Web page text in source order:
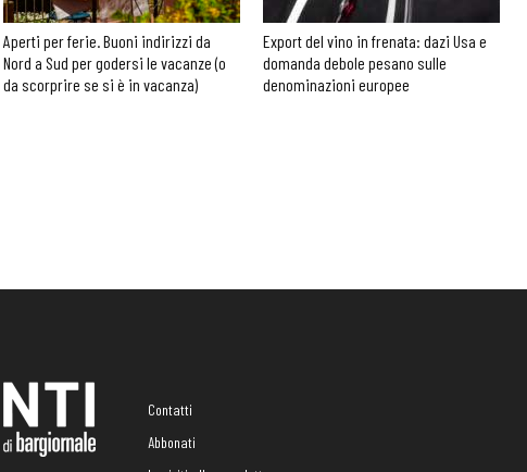
Aperti per ferie. Buoni indirizzi da
Nord a Sud per godersi le vacanze (o
da scorprire se si è in vacanza)
Export del vino in frenata: dazi Usa e
domanda debole pesano sulle
denominazioni europee
Contatti
Abbonati